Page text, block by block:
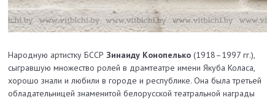
Народную артистку БССРЗинаиду Конопелько (1918–1997 гг.),
сыгравшую множество ролей в драмтеатре имени Якуба Коласа,
хорошо знали и любили в городе и республике. Она была третьей
обладательницей знаменитой белорусской театральной награды